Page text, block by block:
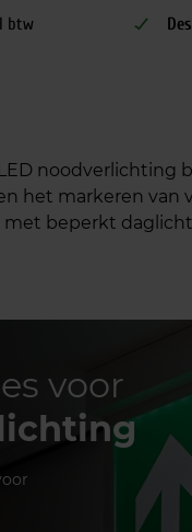
btw
markeren van
beperkt
voor